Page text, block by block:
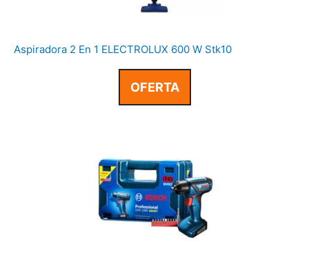
Aspiradora 2 En 1 ELECTROLUX 600 W Stk10
OFERTA